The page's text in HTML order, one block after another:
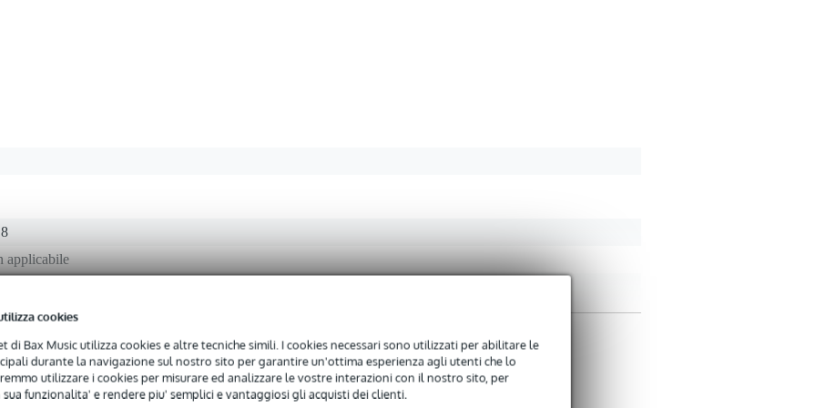
cookies
di Bax Music utilizza cookies e altre tecniche simili. I cookies necessari sono utilizzati per abilitare le
durante la navigazione sul nostro sito per garantire un'ottima esperienza agli utenti che lo
utilizzare i cookies per misurare ed analizzare le vostre interazioni con il nostro sito, per
funzionalita' e rendere piu' semplici e vantaggiosi gli acquisti dei clienti.
applicabile
specified